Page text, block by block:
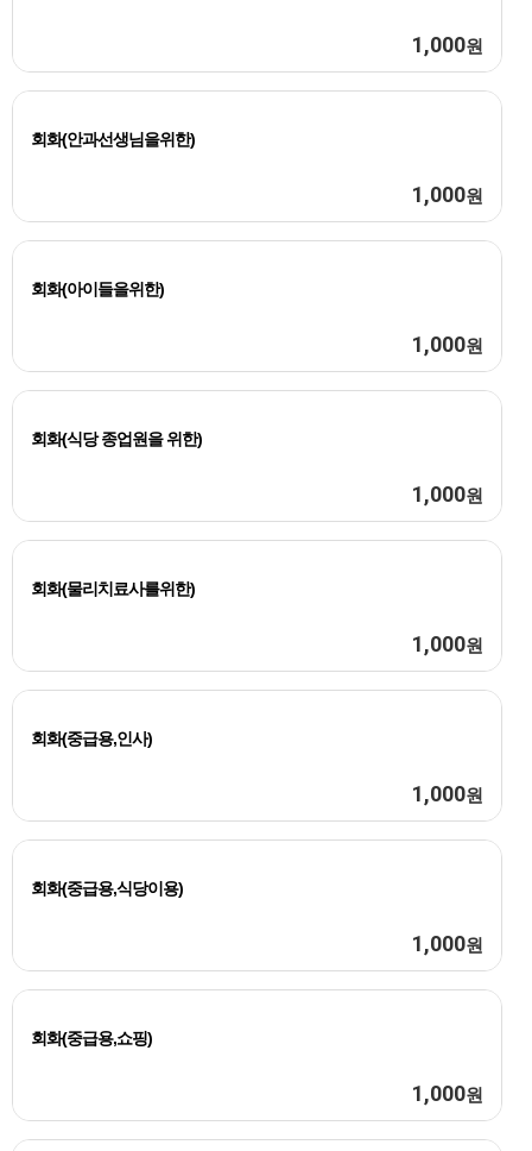
1,000원
회화(안과선생님을위한)
1,000원
회화(아이들을위한)
1,000원
회화(식당 종업원을 위한)
1,000원
회화(물리치료사를위한)
1,000원
회화(중급용,인사)
1,000원
회화(중급용,식당이용)
1,000원
회화(중급용,쇼핑)
1,000원